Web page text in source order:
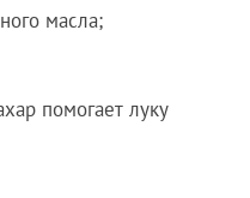
масла;
помогает луку